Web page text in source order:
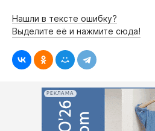
Нашли в тексте ошибку?
Выделите её и нажмите сюда!
РЕКЛАМА